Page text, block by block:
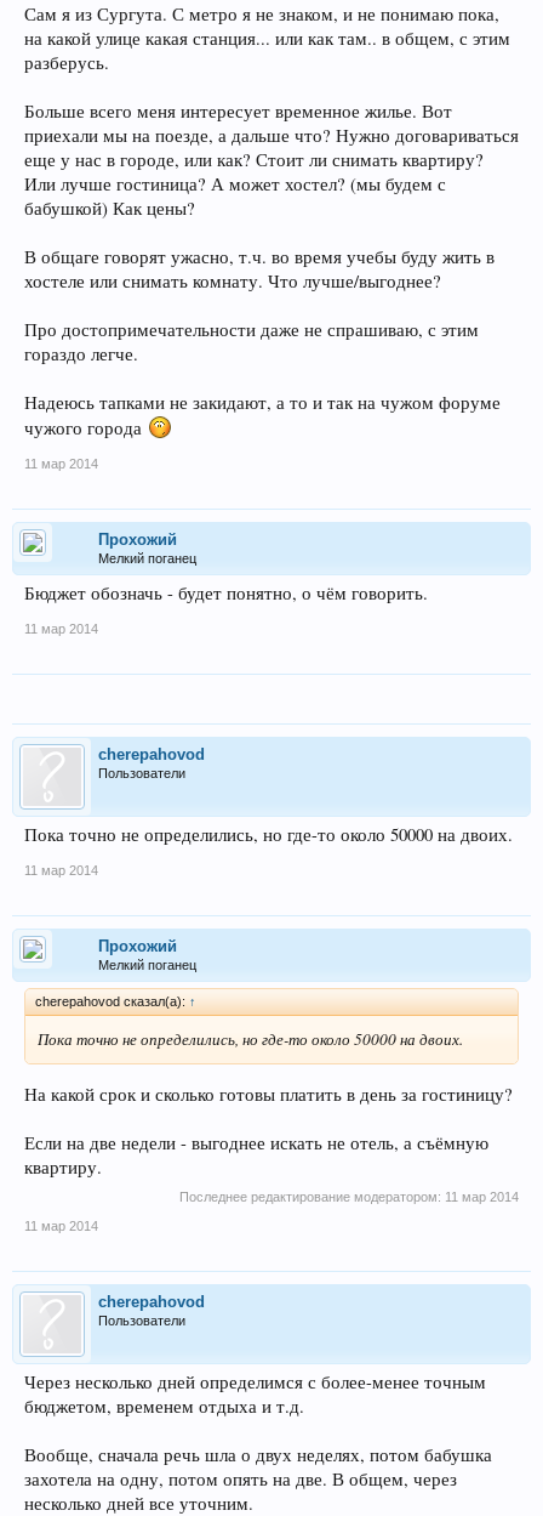
Сам я из Сургута. С метро я не знаком, и не понимаю пока,
на какой улице какая станция... или как там.. в общем, с этим
разберусь.
Больше всего меня интересует временное жилье. Вот
приехали мы на поезде, а дальше что? Нужно договариваться
еще у нас в городе, или как? Стоит ли снимать квартиру?
Или лучше гостиница? А может хостел? (мы будем с
бабушкой) Как цены?
В общаге говорят ужасно, т.ч. во время учебы буду жить в
хостеле или снимать комнату. Что лучше/выгоднее?
Про достопримечательности даже не спрашиваю, с этим
гораздо легче.
Надеюсь тапками не закидают, а то и так на чужом форуме
чужого города
11 мар 2014
Прохожий
Мелкий поганец
Бюджет обозначь - будет понятно, о чём говорить.
11 мар 2014
cherepahovod
Пользователи
Пока точно не определились, но где-то около 50000 на двоих.
11 мар 2014
Прохожий
Мелкий поганец
cherepahovod сказал(а): ↑
Пока точно не определились, но где-то около 50000 на двоих.
На какой срок и сколько готовы платить в день за гостиницу?
Если на две недели - выгоднее искать не отель, а съёмную
квартиру.
Последнее редактирование модератором: 11 мар 2014
11 мар 2014
cherepahovod
Пользователи
Через несколько дней определимся с более-менее точным
бюджетом, временем отдыха и т.д.
Вообще, сначала речь шла о двух неделях, потом бабушка
захотела на одну, потом опять на две. В общем, через
несколько дней все уточним.